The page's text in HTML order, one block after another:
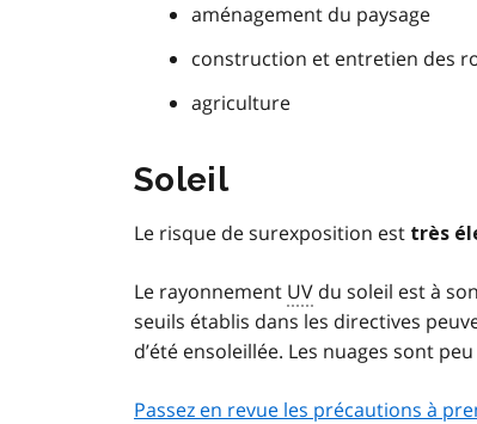
aménagement du paysage
construction et entretien des
agriculture
Soleil
Le risque de surexposition est très
Le rayonnement UV du soleil est à
seuils établis dans les directives
d’été ensoleillée. Les nuages sont
Passez en revue les précautions à